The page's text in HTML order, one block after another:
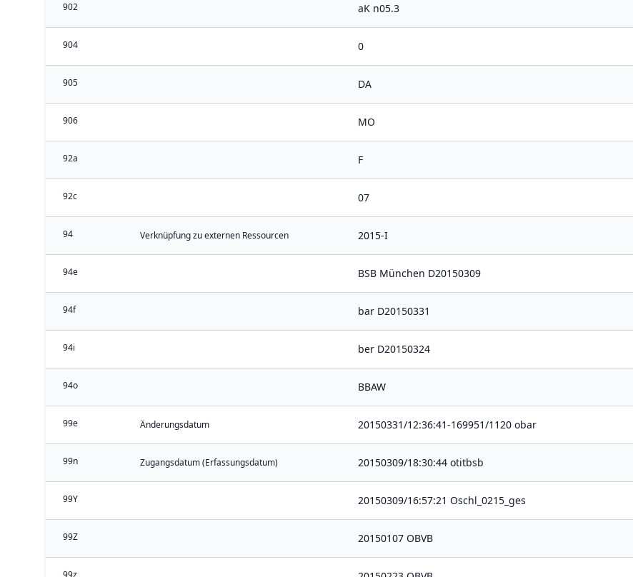
902 aK n05.3
904 0
905 DA
906 MO
92a F
92c 07
94 Verknüpfung zu externen Ressourcen 2015-I
94e BSB München D20150309
94f bar D20150331
94i ber D20150324
94o BBAW
99e Änderungsdatum 20150331/12:36:41-169951/1120 obar
99n Zugangsdatum (Erfassungsdatum) 20150309/18:30:44 otitbsb
99Y 20150309/16:57:21 Oschl_0215_ges
99Z 20150107 OBVB
99z